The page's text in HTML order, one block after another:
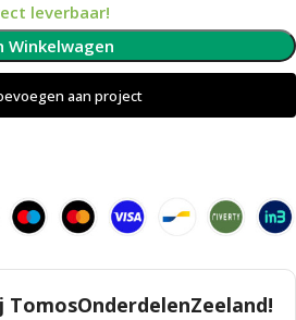
leverbaar!
Winkelwagen
aan project